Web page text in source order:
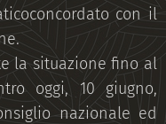
con il
la situazione fino al
oggi, 10 giugno,
nazionale ed